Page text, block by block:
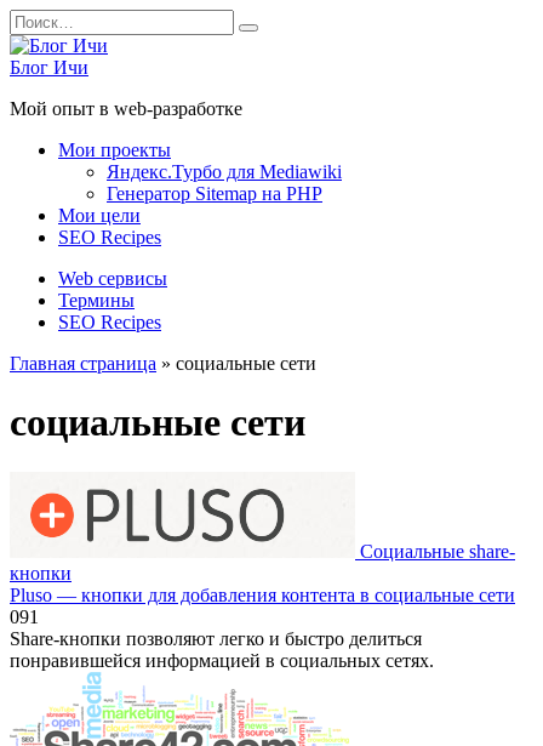
Перейти
к
содержанию
Search
for:
Блог Ичи
Мой опыт в web-разработке
Мои проекты
Яндекс.Турбо для Mediawiki
Генератор Sitemap на PHP
Мои цели
SEO Recipes
Web сервисы
Термины
SEO Recipes
Главная страница » социальные сети
социальные сети
Социальные share-
кнопки
Pluso — кнопки для добавления контента в социальные сети
091
Share-кнопки позволяют легко и быстро делиться
понравившейся информацией в социальных сетях.